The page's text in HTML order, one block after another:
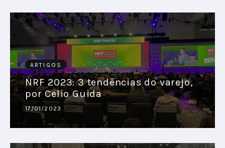
PLAYBOOKS
ARTIGOS
NRF 2023: 3 tendências do varejo,
por Celio Guida
17/01/2023